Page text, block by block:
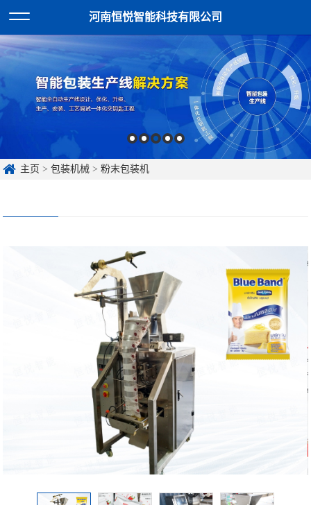
河南恒悦智能科技有限公司
主页 >包装机械 >粉末包装机